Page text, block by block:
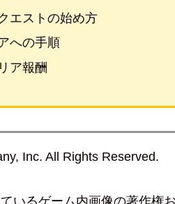
エストの始め方
への手順
ア報酬
Inc. All Rights Reserved.